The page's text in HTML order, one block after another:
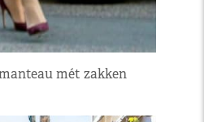
mét zakken